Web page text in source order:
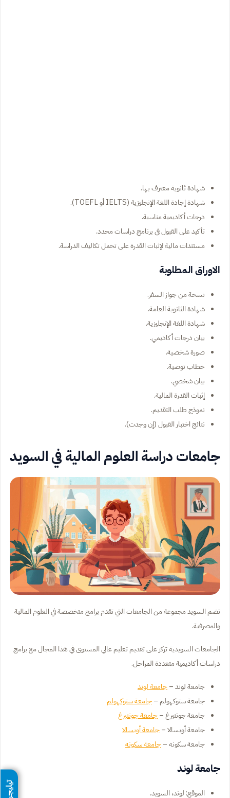
شهادة ثانوية معترف بها.
شهادة إجادة اللغة الإنجليزية (IELTS أو TOEFL).
درجات أكاديمية مناسبة.
تأكيد على القبول في برنامج دراسات محدد.
مستندات مالية لإثبات القدرة على تحمل تكاليف الدراسة.
الاوراق المطلوبة
نسخة من جواز السفر.
شهادة الثانوية العامة.
شهادة اللغة الإنجليزية.
بيان درجات أكاديمي.
صورة شخصية.
خطاب توصية.
بيان شخصي.
إثبات القدرة المالية.
نموذج طلب التقديم.
نتائج اختبار القبول (إن وجدت).
جامعات دراسة العلوم المالية في السويد
تضم السويد مجموعة من الجامعات التي تقدم برامج متخصصة في العلوم المالية
والمصرفية.
الجامعات السويدية تركز على تقديم تعليم عالي المستوى في هذا المجال مع برامج
دراسات أكاديمية متعددة المراحل.
جامعة لوند –جامعة لوند
جامعة ستوكهولم –جامعة ستوكهولم
جامعة جوتنبرغ –جامعة جوتنبرغ
جامعة أوبسالا –جامعة أوبسالا
جامعة سكونه –جامعة سكونه
جامعة لوند
الموقع: لوند، السويد.